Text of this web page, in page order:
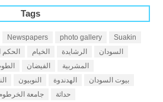
Tags
Newspapers photo gallery
Suakin
الحكم الخيام الرشايدة
السودان
الفيضان
المشربية
النوبيون الهدندوة
بيوت السودان
جامعة
حداثة